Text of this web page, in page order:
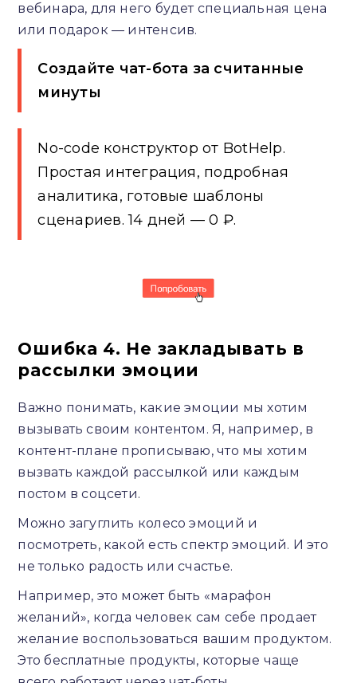
вебинара, для него будет специальная цена
или подарок — интенсив.
Создайте чат-бота за считанные
минуты
No-code конструктор от BotHelp.
Простая интеграция, подробная
аналитика, готовые шаблоны
сценариев. 14 дней — 0 ₽.
Ошибка 4. Не закладывать в
рассылки эмоции
Важно понимать, какие эмоции мы хотим
вызывать своим контентом. Я, например, в
контент-плане прописываю, что мы хотим
вызвать каждой рассылкой или каждым
постом в соцсети.
Можно загуглить колесо эмоций и
посмотреть, какой есть спектр эмоций. И это
не только радость или счастье.
Например, это может быть «марафон
желаний», когда человек сам себе продает
желание воспользоваться вашим продуктом.
Это бесплатные продукты, которые чаще